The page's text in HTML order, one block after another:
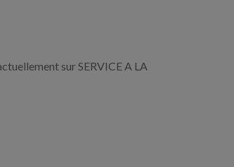
sur SERVICE A LA